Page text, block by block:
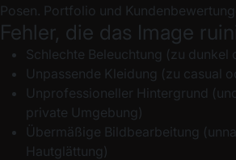
Posen. Portfolio und
Fehler, die das Image
Schlechte Beleuchtung (zu dunkel
Unpassende Kleidung (zu casual
Unprofessioneller Hintergrund
private Umgebung)
Übermäßige Bildbearbeitung
Hautglättung)